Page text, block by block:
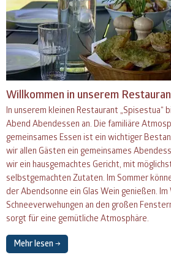
Willkommen in unserem
In unserem kleinen Restaurant „Spisestua“
Abend Abendessen an. Die familiäre
gemeinsames Essen ist ein wichtiger
wir allen Gästen ein gemeinsames
wir ein hausgemachtes Gericht, mit
selbstgemachten Zutaten. Im Sommer
der Abendsonne ein Glas Wein genießen.
Schneeverwehungen an den großen
sorgt für eine gemütliche Atmosphäre.
Mehr lesen →